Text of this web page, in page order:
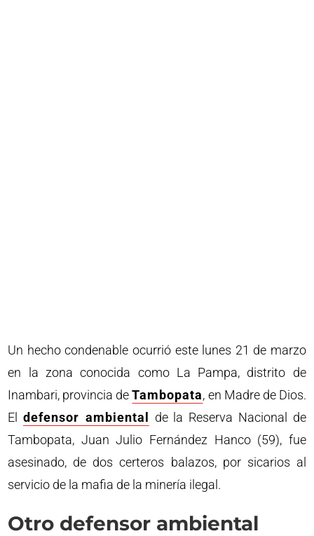
Un hecho condenable ocurrió este lunes 21 de marzo
en la zona conocida como La Pampa, distrito de
Inambari, provincia deTambopata, en Madre de Dios.
Eldefensor ambiental
de la Reserva Nacional de
Tambopata, Juan Julio Fernández Hanco (59), fue
asesinado, de dos certeros balazos, por sicarios al
servicio de la mafia de la minería ilegal.
Otro defensor ambiental